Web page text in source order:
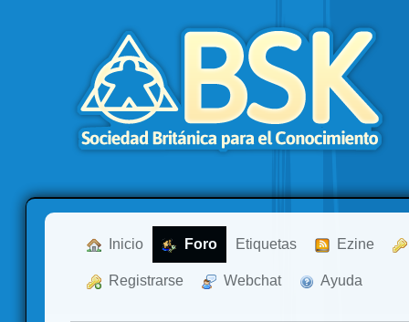
Inicio Foro Etiquetas Ezine
Registrarse Webchat Ayuda